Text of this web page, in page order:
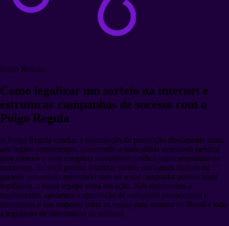
Polgo Regula
Como legalizar um sorteio na internet e
estruturar campanhas de sucesso com a
Polgo Regula
A Polgo Regula conduz a autorização de promoção diretamente junto
aos órgãos competentes, oferecendo a mais sólida assessoria jurídica
para sorteios e uma completa consultoria jurídica para campanhas de
marketing. Se você precisa legalizar sorteio nos canais digitais ou
garantir um sorteio autorizado para ter a sua campanha promocional
legalizada, a nossa equipe entra em ação. Nós elaboramos o
regulamento, apoiamos a aprovação de campanha promocional e
orientamos a sua empresa sobre as regras para sorteios no Brasil e toda
a legislação de distribuição de prêmios.